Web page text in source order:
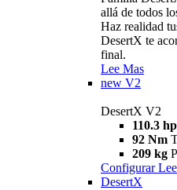
allá de todos
Haz realidad
DesertX te
final.
Lee Mas
new V2
DesertX V2
110.3 hp
92 Nm
209 kg
Configurar
DesertX